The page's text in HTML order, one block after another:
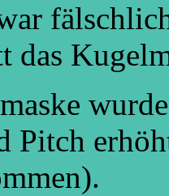
das
Pitch